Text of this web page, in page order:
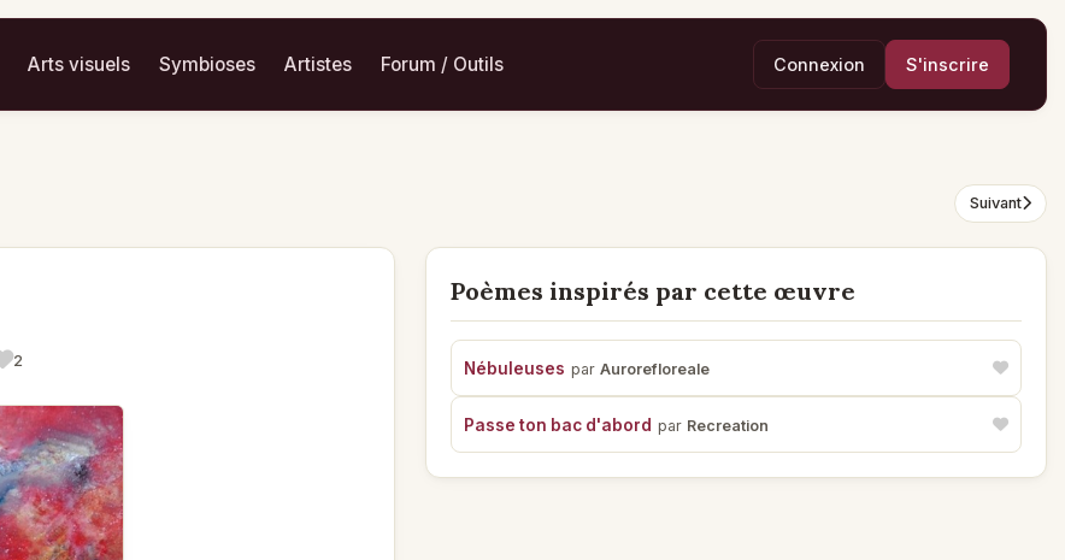
Arts visuels Symbioses Artistes Forum / Outils Connexion S'inscrire
Suivant
2
Poèmes inspirés par cette œuvre
Nébuleuses parAurorefloreale
Passe ton bac d'abord par Recreation